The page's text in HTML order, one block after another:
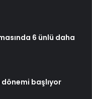
6 ünlü daha
başlıyor